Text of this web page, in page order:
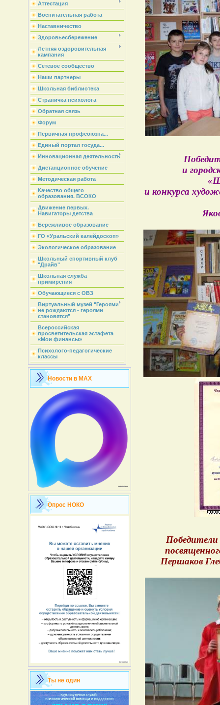
Аттестация
Воспитательная работа
Наставничество
Здоровьесбережение
Летняя оздоровительная
кампания
Сетевое сообщество
Наши партнеры
Школьная библиотека
Страничка психолога
Обратная связь
Форум
Первичная профсоюзна...
Единый портал госуда...
Инновационная деятельность
Дистанционное обучение
Методическая работа
Качество общего
образования. ВСОКО
Движение первых.
Навигаторы детства
Бережливое образование
ГО «Уральский калейдоскоп»
Экологическое образование
Школьный спортивный клуб
"Драйв"
Школьная служба
примирения
Обучающиеся с ОВЗ
Виртуальный музей "Героями
не рождаются - героями
становятся"
Всероссийская
просветительская эстафета
«Мои финансы»
Психолого-педагогические
классы
Новости в MAX
Опрос НОКО
Ты не один
и
и конкурса
Победители
Першаков